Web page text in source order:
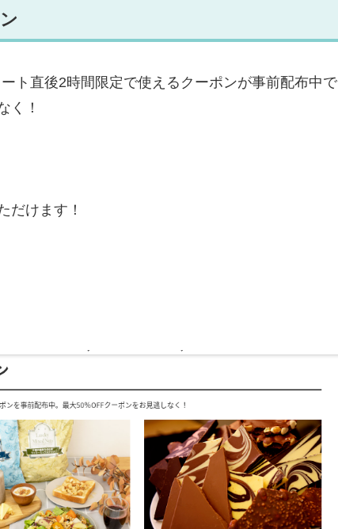
ト直後2時間限定で使えるクーポンが事前配布中で
く！
だけます！